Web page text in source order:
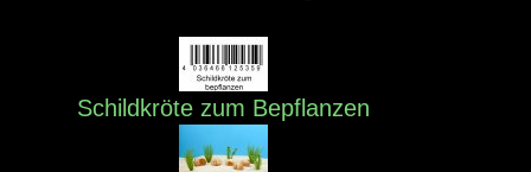
Schildkröte zum Bepflanzen